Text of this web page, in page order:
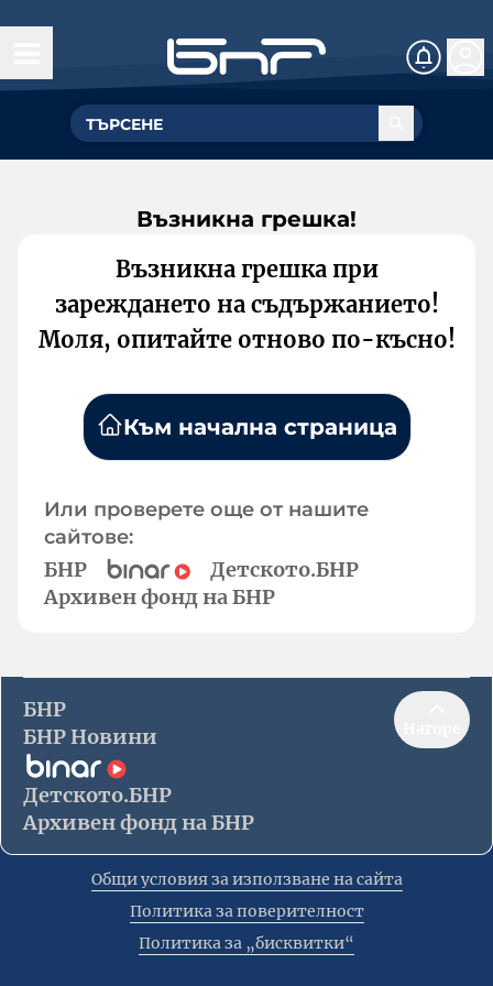
Възникна грешка!
Възникна грешка при
зареждането на съдържанието!
Моля, опитайте отново по-късно!
Към начална страница
Или проверете още от нашите
сайтове:
БНР
Детското.БНР
Архивен фонд на БНР
БНР
БНР Новини
Детското.БНР
Архивен фонд на БНР
Общи условия за използване на сайта
Политика за поверителност
Политика за „бисквитки“